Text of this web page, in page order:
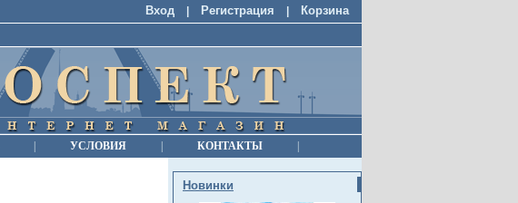
Вход Регистрация Корзина
УСЛОВИЯ КОНТАКТЫ
Новинки